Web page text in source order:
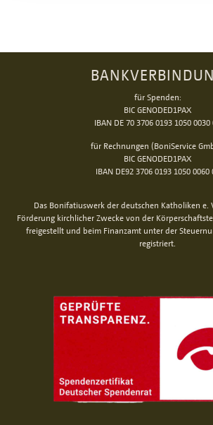
für Spenden:
BIC GENODED1PAX
IBAN DE 70 3706 0193 1050 0030
für Rechnungen (BoniService
BIC GENODED1PAX
IBAN DE92 3706 0193 1050 0060
Das Bonifatiuswerk der deutschen Katholiken e.
Förderung kirchlicher Zwecke von der
freigestellt und beim Finanzamt unter der
registriert.